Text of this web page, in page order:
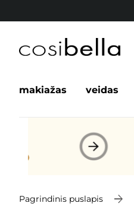
makiažas veidas
Pagrindinis puslapis